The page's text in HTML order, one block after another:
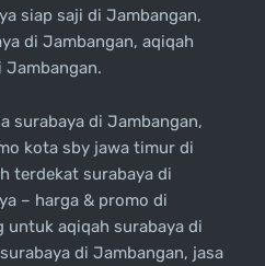
siap saji di Jambangan,
di Jambangan, aqiqah
Jambangan.
surabaya di Jambangan,
kota sby jawa timur di
terdekat surabaya di
– harga & promo di
untuk aqiqah surabaya di
di Jambangan, jasa